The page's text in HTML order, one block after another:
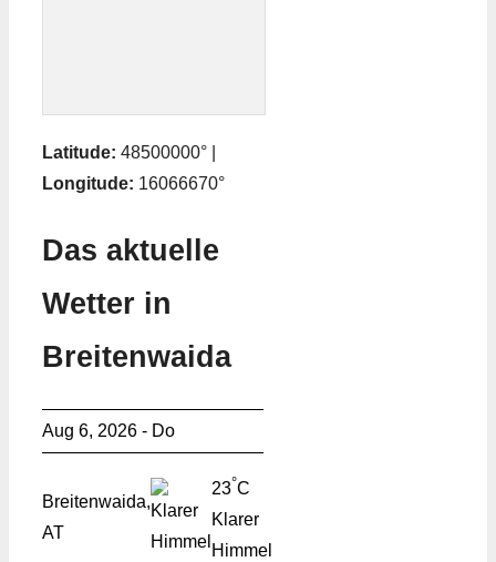
Latitude: 48500000° |
Longitude: 16066670°
Das aktuelle
Wetter in
Breitenwaida
Aug 6, 2026 - Do
Breitenwaida,
AT
23°C
Klarer
Himmel